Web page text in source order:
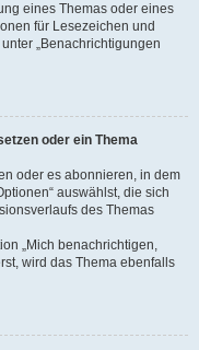
eines Themas oder eines
für Lesezeichen und
„Benachrichtigungen
oder ein Thema
oder es abonnieren, in dem
auswählst, die sich
des Themas
„Mich benachrichtigen,
wird das Thema ebenfalls